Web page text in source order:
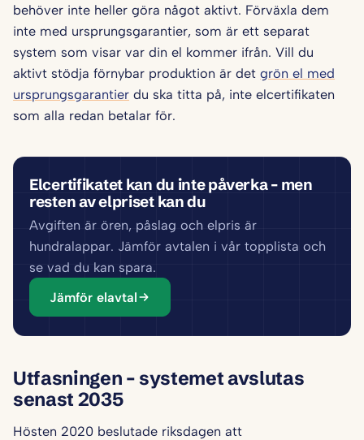
behöver inte heller göra något aktivt. Förväxla dem
inte med ursprungsgarantier, som är ett separat
system som visar var din el kommer ifrån. Vill du
aktivt stödja förnybar produktion är det grön el med
ursprungsgarantier du ska titta på, inte elcertifikaten
som alla redan betalar för.
Elcertifikatet kan du inte påverka – men
resten av elpriset kan du
Avgiften är ören, påslag och elpris är
hundralappar. Jämför avtalen i vår topplista och
se vad du kan spara.
Jämför elavtal
Utfasningen – systemet avslutas
senast 2035
Hösten 2020 beslutade riksdagen att